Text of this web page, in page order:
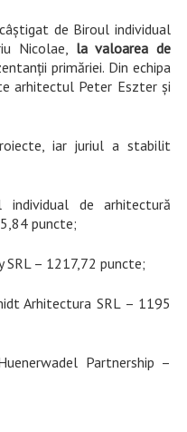
de Biroul individual
Nicolae, la valoarea de
primăriei. Din echipa
arhitectul Peter Eszter şi
iar juriul a stabilit
de arhitectură
puncte;
SRL – 1217,72 puncte;
Arhitectura SRL – 1195
Partnership –